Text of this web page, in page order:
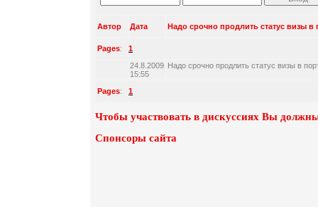
Автор Дата Надо срочно продлить статус визы в
Pages: 1
24.8.2009
15:55
Надо срочно продлить статус визы в
Pages: 1
Чтобы участвовать в дискуссиях Вы
Спонсоры сайта